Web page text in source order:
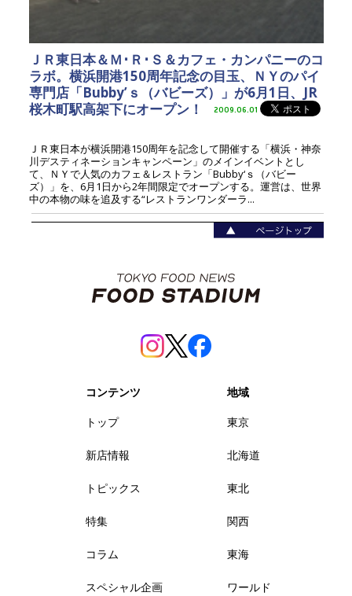
ＪＲ東日本＆Ｍ･Ｒ･Ｓ＆カフェ・カンパニーのコ
ラボ。横浜開港150周年記念の目玉、ＮＹのパイ
専門店「Bubby’ｓ（バビーズ）」が6月1日、JR
桜木町駅高架下にオープン！
2009.06.01
ＪＲ東日本が横浜開港150周年を記念して開催する「横浜・神奈
川デスティネーションキャンペーン」のメインイベントとし
て、ＮＹで人気のカフェ＆レストラン「Bubby‘ｓ（バビー
ズ）」を、6月1日から2年間限定でオープンする。運営は、世界
中の本物の味を追及する“レストランワンダーラ...
コンテンツ
トップ
新店情報
トピックス
特集
コラム
スペシャル企画
地域
東京
北海道
東北
関西
東海
ワールド